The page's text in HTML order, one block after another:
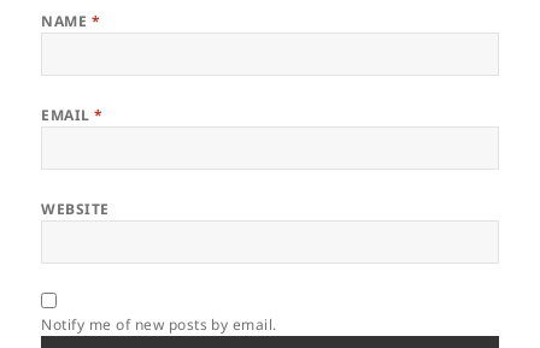
NAME *
EMAIL*
WEBSITE
Notify me of new posts by email.